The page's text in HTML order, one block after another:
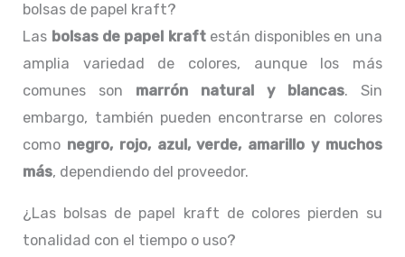
bolsas de papel kraft?
Las bolsas de papel kraftestán disponibles en una
amplia variedad de colores, aunque los más
comunes son marrón natural y blancas. Sin
embargo, también pueden encontrarse en colores
como negro, rojo, azul, verde, amarillo y muchos
más, dependiendo del proveedor.
¿Las bolsas de papel kraft de colores pierden su
tonalidad con el tiempo o uso?